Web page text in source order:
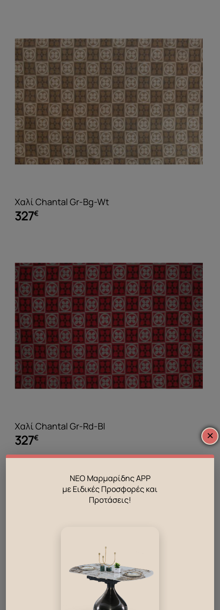
Χαλί Chantal Gr-Bg-Wt
327€
Χαλί Chantal Gr-Rd-Bl
327€ ×
ΝΕΟ Μαρμαρίδης APP
με Ειδικές Προσφορές και
Προτάσεις!